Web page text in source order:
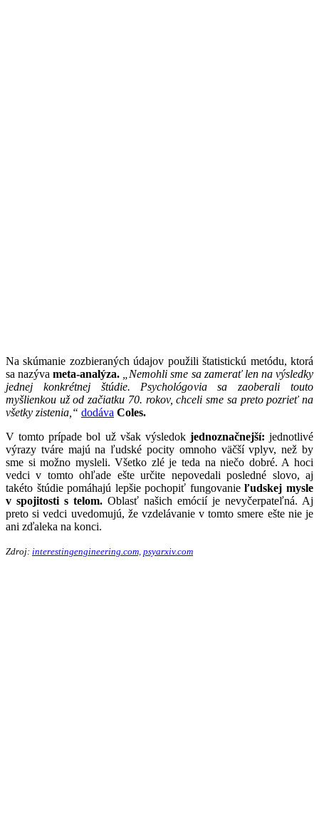
Na skúmanie zozbieraných údajov použili štatistickú metódu, ktorá
sa nazývameta-analýza.
„Nemohli sme sa zamerať len na výsledky
jednej konkrétnej štúdie. Psychológovia sa zaoberali touto
myšlienkou už od začiatku 70. rokov, chceli sme sa preto pozrieť na
všetky zistenia,“ dodáva Coles.
V tomto prípade bol už však výsledok jednoznačnejší: jednotlivé
výrazy tváre majú na ľudské pocity omnoho väčší vplyv, než by
sme si možno mysleli. Všetko zlé je teda na niečo dobré. A hoci
vedci v tomto ohľade ešte určite nepovedali posledné slovo, aj
takéto štúdie pomáhajú lepšie pochopiť fungovanieľudskej mysle
v spojitosti s telom. Oblasť našich emócií je nevyčerpateľná. Aj
preto si vedci uvedomujú, že vzdelávanie v tomto smere ešte nie je
ani zďaleka na konci.
Zdroj: interestingengineering.com, psyarxiv.com